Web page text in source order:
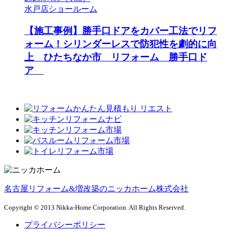
水戸店ショールーム
【施工事例】勝手口ドアをカバー工法でリフ
ォーム！シリンダーレスで防犯性を劇的に向
上 ひたちなか市 リフォーム 勝手口ド
ア
名古屋リフォーム&増改築のニッカホーム株式会社
Copyright © 2013 Nikka-Home Corporation. All Rights Reserved.
プライバシーポリシー